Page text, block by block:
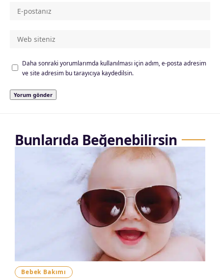
Daha sonraki yorumlarımda kullanılması için adım, e-posta adresim
ve site adresim bu tarayıcıya kaydedilsin.
Bunlarıda Beğenebilirsin
Bebek Bakımı